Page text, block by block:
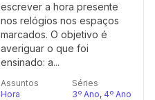
escrever a hora presente
nos relógios nos espaços
marcados. O objetivo é
averiguar o que foi
ensinado: a...
Assuntos
Hora
Séries
3º Ano, 4º Ano